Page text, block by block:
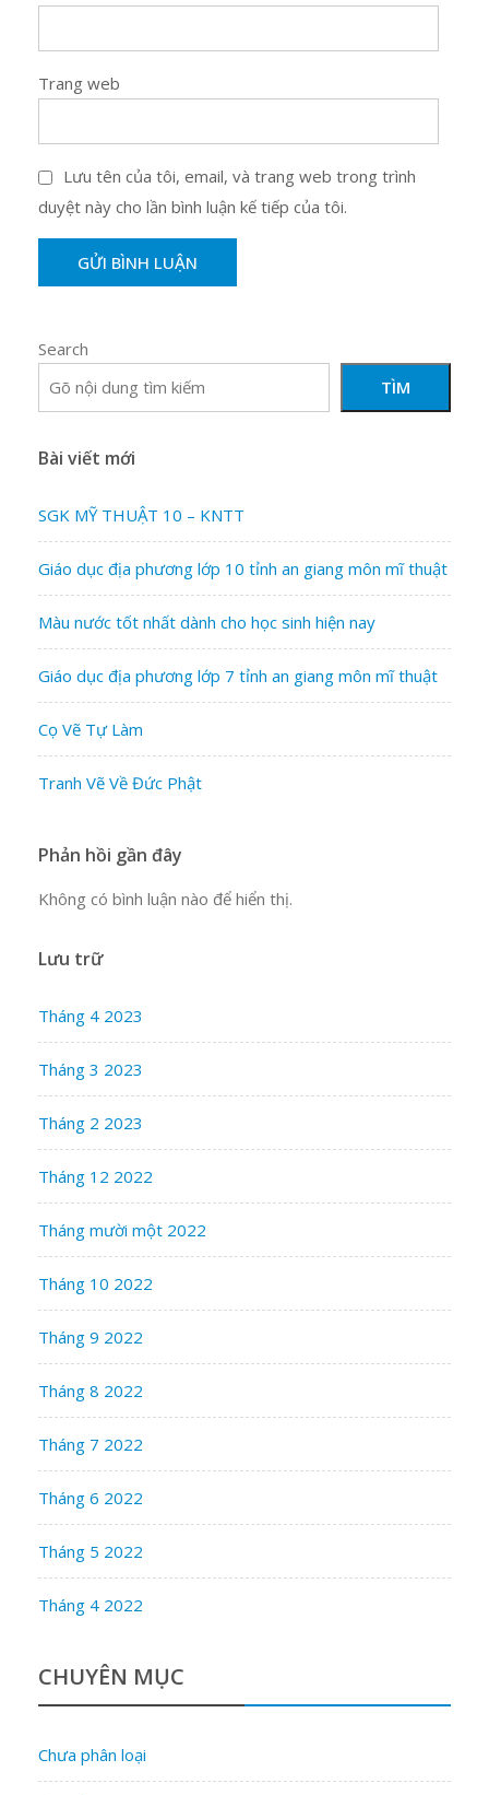
Trang web
Lưu tên của tôi, email, và trang web trong trình
duyệt này cho lần bình luận kế tiếp của tôi.
Search
TÌM
Bài viết mới
SGK MỸ THUẬT 10 – KNTT
Giáo dục địa phương lớp 10 tỉnh an giang môn mĩ thuật
Màu nước tốt nhất dành cho học sinh hiện nay
Giáo dục địa phương lớp 7 tỉnh an giang môn mĩ thuật
Cọ Vẽ Tự Làm
Tranh Vẽ Về Đức Phật
Phản hồi gần đây
Không có bình luận nào để hiển thị.
Lưu trữ
Tháng 4 2023
Tháng 3 2023
Tháng 2 2023
Tháng 12 2022
Tháng mười một 2022
Tháng 10 2022
Tháng 9 2022
Tháng 8 2022
Tháng 7 2022
Tháng 6 2022
Tháng 5 2022
Tháng 4 2022
CHUYÊN MỤC
Chưa phân loại